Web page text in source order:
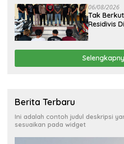
06/08/2026
Tak
Residivis
Berita Terbaru
Ini adalah contoh judul deskripsi
sesuaikan pada widget